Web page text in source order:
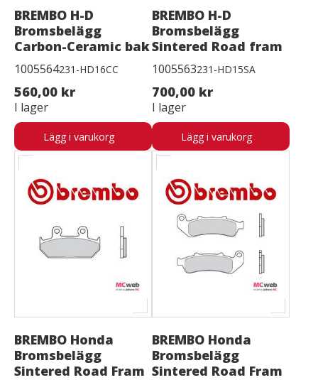
BREMBO H-D
Bromsbelägg
Carbon-Ceramic bak
1005564231-HD16CC
560,00 kr
I lager
Lägg i varukorg
BREMBO H-D
Bromsbelägg
Sintered Road fram
1005563231-HD15SA
700,00 kr
I lager
Lägg i varukorg
BREMBO Honda
Bromsbelägg
Sintered Road Fram
BREMBO Honda
Bromsbelägg
Sintered Road Fram